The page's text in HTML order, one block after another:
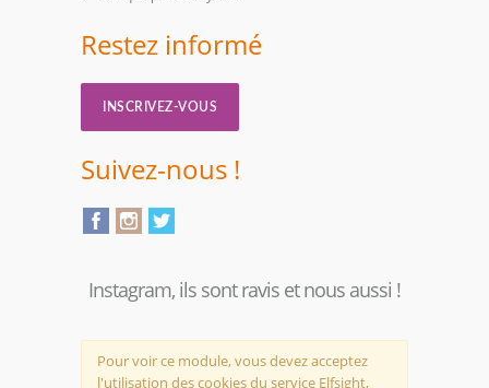
Restez informé
INSCRIVEZ-VOUS
Suivez-nous !
Instagram, ils sont ravis et nous aussi !
Pour voir ce module, vous devez acceptez
l'utilisation des cookies du service Elfsight,